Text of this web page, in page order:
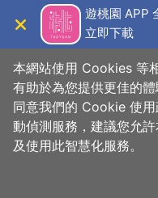
主
遊桃園 APP
立即下載
首頁 > 購好物 > 購物快搜
桑葚緣觀
本網站使用 Cookies 等
有助於為您提供更佳的
同意我們的 Cookie 使
動偵測服務，建議您允
及使用此智慧化服務。